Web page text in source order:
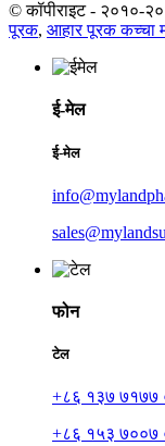
© कॉपीराइट - २०१०-
पूरक, आहार पूरक कच्चा
ई-मेल
ई-मेल
फोन
टेल
+८६ १३७ ७१७७
+८६ १५३ ७००७